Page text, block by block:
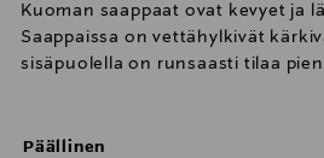
Kuoman saappaat ovat kevyet ja
Saappaissa on vettähylkivät
sisäpuolella on runsaasti tilaa
Päällinen